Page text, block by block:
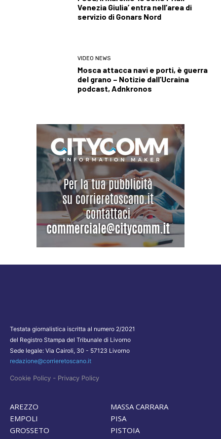
Venezia Giulia’ entra nell’area di
servizio di Gonars Nord
VIDEO NEWS
Mosca attacca navi e porti, è guerra
del grano – Notizie dall’Ucraina
podcast, Adnkronos
Testata giornalistica iscritta al numero 2/2021
del Registro Stampa del Tribunale di Livorno
Sede legale: Via Cairoli, 30 - 57123 Livorno
redazione@corrieretoscano.it
Cookie Policy - Privacy Policy
AREZZO
EMPOLI
GROSSETO
MASSA CARRARA
PISA
PISTOIA